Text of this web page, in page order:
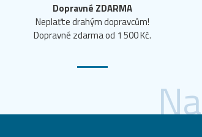
Dopravné ZDARMA
Neplaťte drahým dopravcům!
Dopravné zdarma od 1 500 Kč.